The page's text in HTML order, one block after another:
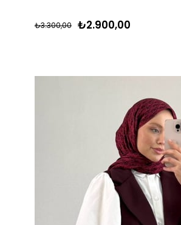
₺2.900,00
₺3.300,00